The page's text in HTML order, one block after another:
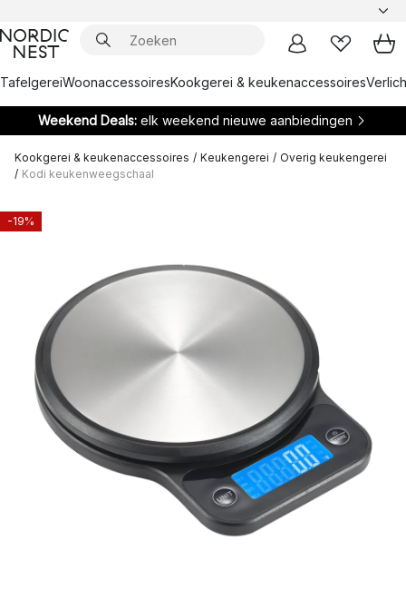
TafelgereiWoonaccessoiresKookgerei & keukenaccessoires
Weekend Deals: elk weekend nieuwe aanbiedingen
Kookgerei & keukenaccessoires / Keukengerei / Overig keukengerei
/ Kodi keukenweegschaal
-19%